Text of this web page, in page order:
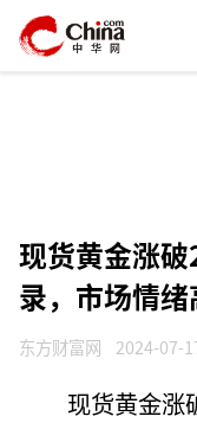
现货黄金涨
录，市场情
东方财富网 2024-07-
现货黄金涨